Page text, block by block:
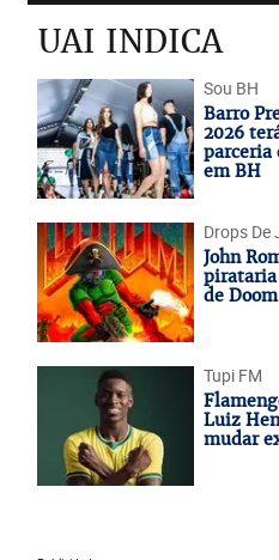
UAI INDICA
Sou BH
Barro
2026
parceria
em BH
Drops De
John
pirataria
de Doom
Tupi FM
Luiz
mudar